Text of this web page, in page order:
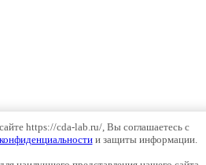
https://cda-lab.ru/, Вы соглашаетесь с
и защиты информации.